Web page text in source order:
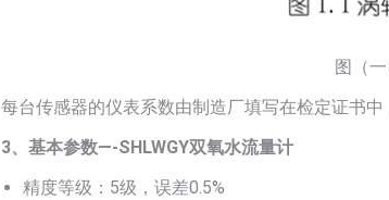
图（
每台传感器的仪表系数由制造厂填写在检定证书
3、基本参数—-SHLWGY双氧水流量计
精度等级：5级，误差0.5%